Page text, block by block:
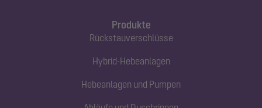
Produkte
Rückstauverschlüsse
Hybrid-Hebeanlagen
Hebeanlagen und Pumpen